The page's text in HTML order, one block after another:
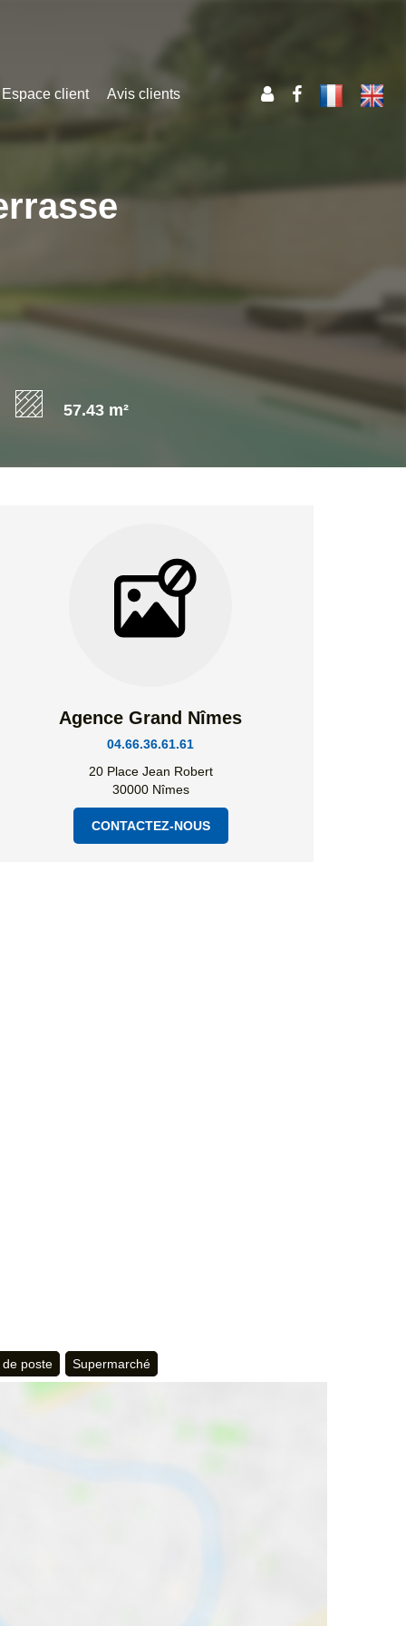
Espace client Avis clients
57.43 m²
Agence Grand Nîmes
04.66.36.61.61
20 Place Jean Robert
30000 Nîmes
CONTACTEZ-NOUS
poste Supermarché